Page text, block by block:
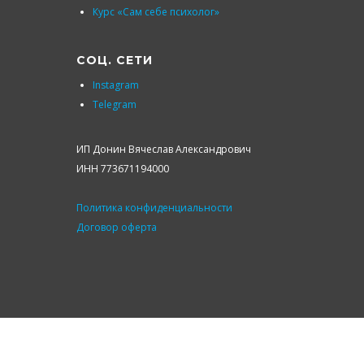
ИП Донин Вячеслав Александрович
ИНН 773671194000
Политика конфиденциальности
Договор оферта
Курс «Сам себе психолог»
СОЦ. СЕТИ
Instagram
Telegram